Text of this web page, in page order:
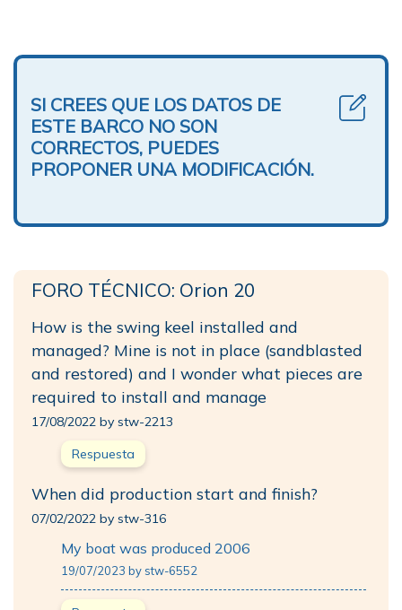
SI CREES QUE LOS DATOS DE
ESTE BARCO NO SON
CORRECTOS, PUEDES
PROPONER UNA MODIFICACIÓN.
FORO TÉCNICO: Orion 20
How is the swing keel installed and
managed? Mine is not in place (sandblasted
and restored) and I wonder what pieces are
required to install and manage
17/08/2022 by stw-2213
Respuesta
When did production start and finish?
07/02/2022 by stw-316
My boat was produced 2006
19/07/2023 by stw-6552